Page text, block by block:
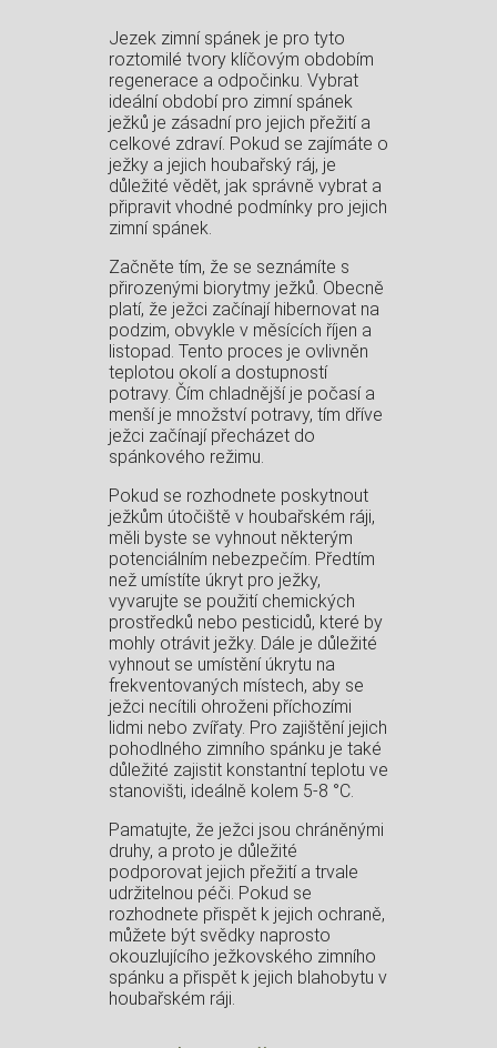
Jezek zimní spánek je pro tyto
roztomilé tvory klíčovým obdobím
regenerace a odpočinku. Vybrat
ideální období pro zimní spánek
ježků je zásadní pro jejich přežití a
celkové zdraví. Pokud se zajímáte o
ježky a jejich houbařský ráj, je
důležité vědět, jak správně vybrat a
připravit vhodné podmínky pro jejich
zimní spánek.
Začněte tím, že se seznámíte s
přirozenými biorytmy ježků. Obecně
platí, že ježci začínají hibernovat na
podzim, obvykle v měsících říjen a
listopad. Tento proces je ovlivněn
teplotou okolí a dostupností
potravy. Čím chladnější je počasí a
menší je množství potravy, tím dříve
ježci začínají přecházet do
spánkového režimu.
Pokud se rozhodnete poskytnout
ježkům útočiště v houbařském ráji,
měli byste se vyhnout některým
potenciálním nebezpečím. Předtím
než umístíte úkryt pro ježky,
vyvarujte se použití chemických
prostředků nebo pesticidů, které by
mohly otrávit ježky. Dále je důležité
vyhnout se umístění úkrytu na
frekventovaných místech, aby se
ježci necítili ohroženi příchozími
lidmi nebo zvířaty. Pro zajištění jejich
pohodlného zimního spánku je také
důležité zajistit konstantní teplotu ve
stanovišti, ideálně kolem 5-8 °C.
Pamatujte, že ježci jsou chráněnými
druhy, a proto je důležité
podporovat jejich přežití a trvale
udržitelnou péči. Pokud se
rozhodnete přispět k jejich ochraně,
můžete být svědky naprosto
okouzlujícího ježkovského zimního
spánku a přispět k jejich blahobytu v
houbařském ráji.